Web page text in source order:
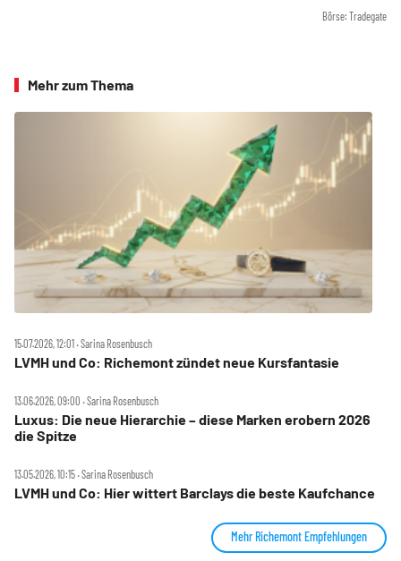
Börse: Tradegate
Mehr zum Thema
15.07.2026, 12:01 ‧ Sarina Rosenbusch
LVMH und Co: Richemont zündet neue Kursfantasie
13.06.2026, 09:00 ‧ Sarina Rosenbusch
Luxus: Die neue Hierarchie – diese Marken erobern 2026
die Spitze
13.05.2026, 10:15 ‧ Sarina Rosenbusch
LVMH und Co: Hier wittert Barclays die beste Kaufchance
Mehr Richemont Empfehlungen